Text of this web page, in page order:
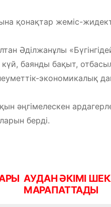
қонақтар жеміс-
Әділжанұлы
баянды бақыт,
экономикалық
әңгімелескен
берді.
АУДАН ӘКІМІ
МАРАПАТТАДЫ